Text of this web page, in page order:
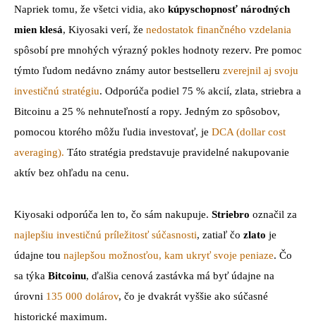
Napriek tomu, že všetci vidia, ako kúpyschopnosť národných
mien klesá, Kiyosaki verí, že nedostatok finančného vzdelania
spôsobí pre mnohých výrazný pokles hodnoty rezerv. Pre pomoc
týmto ľudom nedávno známy autor bestselleru zverejnil aj svoju
investičnú stratégiu. Odporúča podiel 75 % akcií, zlata, striebra a
Bitcoinu a 25 % nehnuteľností a ropy. Jedným zo spôsobov,
pomocou ktorého môžu ľudia investovať, je DCA (dollar cost
averaging). Táto stratégia predstavuje pravidelné nakupovanie
aktív bez ohľadu na cenu.
Kiyosaki odporúča len to, čo sám nakupuje. Striebro označil za
najlepšiu investičnú príležitosť súčasnosti, zatiaľ čo zlato je
údajne tou najlepšou možnosťou, kam ukryť svoje peniaze. Čo
sa týka Bitcoinu, ďalšia cenová zastávka má byť údajne na
úrovni 135 000 dolárov, čo je dvakrát vyššie ako súčasné
historické maximum.